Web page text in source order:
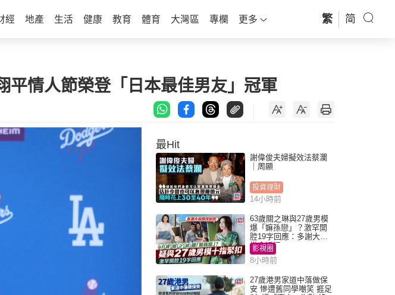
經 地產 生活 健康 教育 體育 大灣區 專欄 更多 繁 简
平情人節榮登「日本最佳男友」冠軍
最Hit
謝偉俊夫婦擬效法蔡瀾
｜周顯
投資理財
14小時前
63歲關之琳與27歲男模
爆「嫲孫戀」？激罕開
腔19字回應：多謝大家
掛念近況
影視圈
8小時前
27歲港男家道中落做保
安 慘遭舊同學嘲笑 捱足